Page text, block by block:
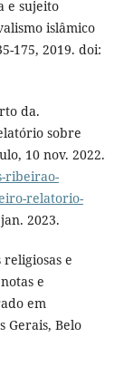
e sujeito
islâmico
175, 2019. doi:
da.
sobre
10 nov. 2022.
ribeirao-
relatorio-
2023.
religiosas e
e
em
Gerais, Belo